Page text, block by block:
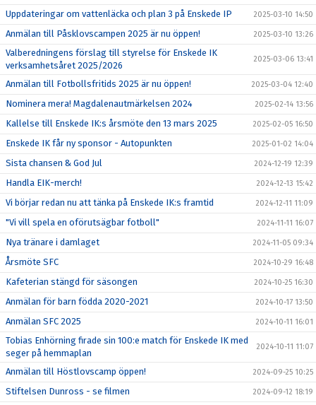
Uppdateringar om vattenläcka och plan 3 på Enskede IP 2025-03-10 14:50
Anmälan till Påsklovscampen 2025 är nu öppen! 2025-03-10 13:26
Valberedningens förslag till styrelse för Enskede IK
verksamhetsåret 2025/2026
2025-03-06 13:41
Anmälan till Fotbollsfritids 2025 är nu öppen! 2025-03-04 12:40
Nominera mera! Magdalenautmärkelsen 2024 2025-02-14 13:56
Kallelse till Enskede IK:s årsmöte den 13 mars 2025 2025-02-05 16:50
Enskede IK får ny sponsor - Autopunkten 2025-01-02 14:04
Sista chansen & God Jul 2024-12-19 12:39
Handla EIK-merch! 2024-12-13 15:42
Vi börjar redan nu att tänka på Enskede IK:s framtid 2024-12-11 11:09
"Vi vill spela en oförutsägbar fotboll" 2024-11-11 16:07
Nya tränare i damlaget 2024-11-05 09:34
Årsmöte SFC 2024-10-29 16:48
Kafeterian stängd för säsongen 2024-10-25 16:30
Anmälan för barn födda 2020-2021 2024-10-17 13:50
Anmälan SFC 2025 2024-10-11 16:01
Tobias Enhörning firade sin 100:e match för Enskede IK med
seger på hemmaplan
2024-10-11 11:07
Anmälan till Höstlovscamp öppen! 2024-09-25 10:25
Stiftelsen Dunross - se filmen 2024-09-12 18:19